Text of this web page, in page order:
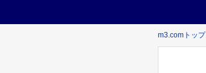
m3.comトップ